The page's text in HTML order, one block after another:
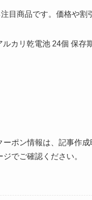
目商品です。価格や割
カリ乾電池 24個 保存
ポン情報は、記事作成
でご確認ください。